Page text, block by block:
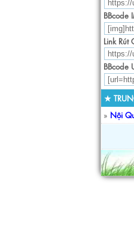
BBcode
Link Rút
BBcode
★
» Nội